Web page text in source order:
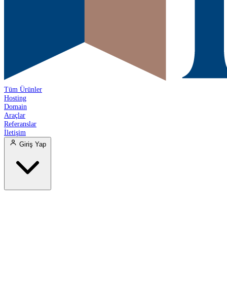
Tüm Ürünler
Hosting
Domain
Araçlar
Referanslar
İletişim
Giriş Yap